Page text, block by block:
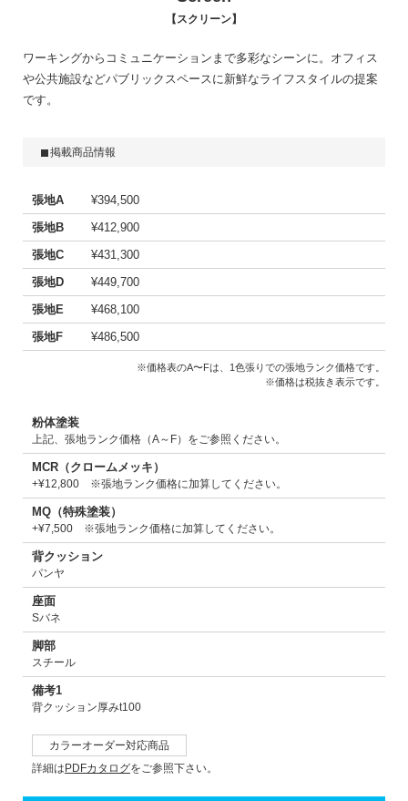
スクリーン
ワーキングからコミュニケーションまで多彩なシーンに。オフィス
や公共施設などパブリックスペースに新鮮なライフスタイルの提案
です。
掲載商品情報
張地A
¥394,500
張地B
¥412,900
張地C
¥431,300
張地D
¥449,700
張地E
¥468,100
張地F
¥486,500
※価格表のA〜Fは、1色張りでの張地ランク価格です。
※価格は税抜き表示です。
粉体塗装
上記、張地ランク価格（A～F）をご参照ください。
MCR（クロームメッキ）
+¥12,800 ※張地ランク価格に加算してください。
MQ（特殊塗装）
+¥7,500 ※張地ランク価格に加算してください。
背クッション
パンヤ
座面
Sバネ
脚部
スチール
備考1
背クッション厚みt100
カラーオーダー対応商品
詳細はPDFカタログをご参照下さい。